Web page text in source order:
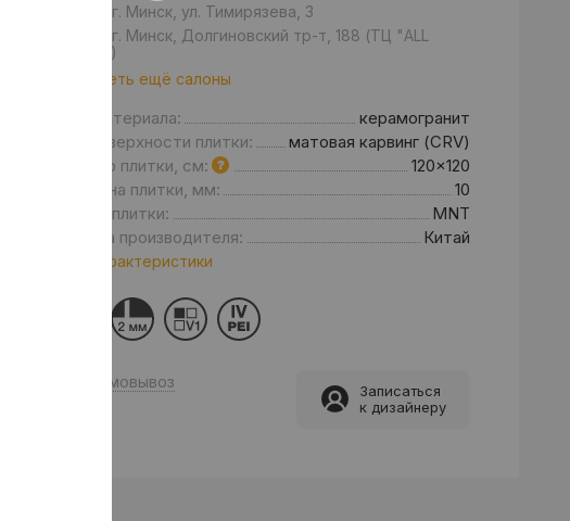
Салон: г. Минск, ул. Тимирязева, 3
Салон: г. Минск, Долгиновский тр-т, 188 (ТЦ "ALL
House”)
Смотреть ещё салоны
Вид материала:
керамогранит
Тип поверхности плитки:
матовая карвинг (CRV)
Размер плитки, см:
120x120
Толщина плитки, мм:
10
Бренд плитки:
MNT
Страна производителя:
Китай
Все характеристики
Самовывоз
Записаться
к дизайнеру